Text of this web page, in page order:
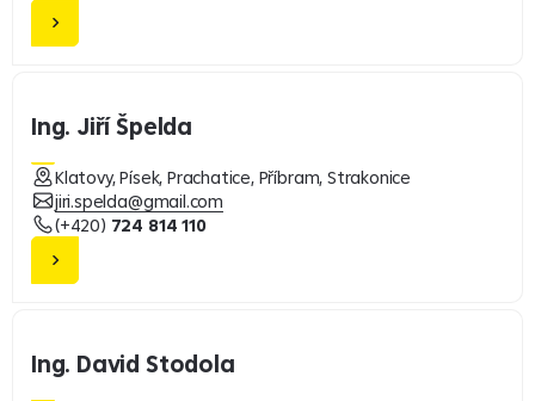
Ing. Jiří Špelda
Klatovy, Písek, Prachatice, Příbram, Strakonice
jiri.spelda@gmail.com
(+420) 724 814 110
Ing. David Stodola